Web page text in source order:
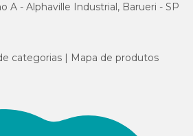
A - Alphaville Industrial, Barueri - SP
categorias Mapa de produtos